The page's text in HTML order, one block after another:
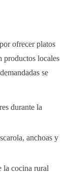
ofrecer platos
productos locales
se
durante la
anchoas y
la cocina rural